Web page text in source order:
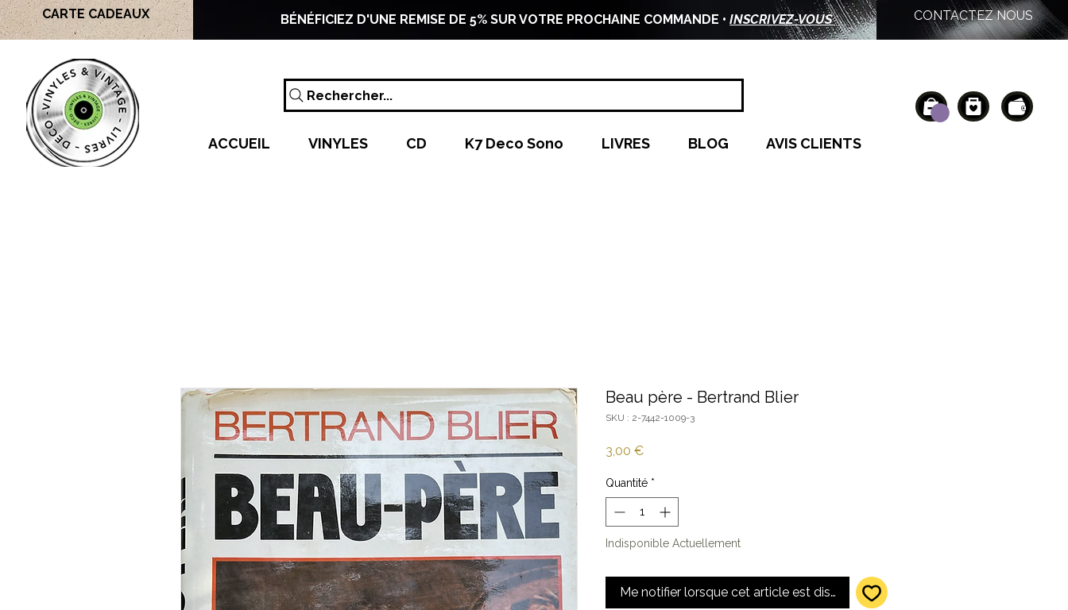
CARTE CADEAUX BÉNÉFICIEZ D'UNE REMISE DE 5% SUR VOTRE PROCHAINE COMMANDE •INSCRIVEZ-VOUS CONTACTEZ NOUS
Rechercher...
ACCUEIL VINYLES CD K7 Deco Sono LIVRES BLOG AVIS CLIENTS
Beau père - Bertrand Blier
SKU : 2-7442-1009-3
3,00 €Prix
Quantité *
Indisponible Actuellement
Me notifier lorsque cet article est disponible